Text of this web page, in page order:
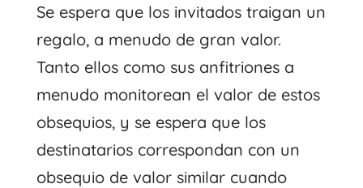
Se espera que los invitados traigan un
regalo, a menudo de gran valor.
Tanto ellos como sus anfitriones a
menudo monitorean el valor de estos
obsequios, y se espera que los
destinatarios correspondan con un
obsequio de valor similar cuando